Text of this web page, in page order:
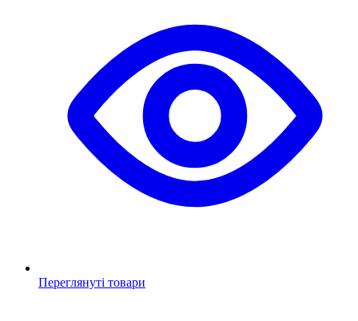
Переглянуті товари